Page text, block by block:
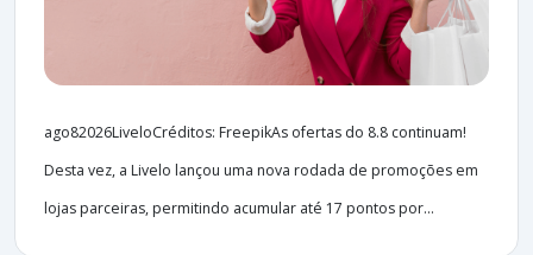
ago82026LiveloCréditos: FreepikAs ofertas do 8.8 continuam!
Desta vez, a Livelo lançou uma nova rodada de promoções em
lojas parceiras, permitindo acumular até 17 pontos por...